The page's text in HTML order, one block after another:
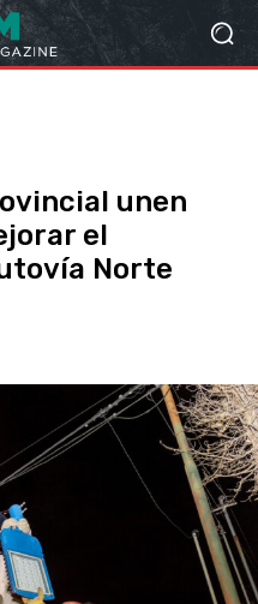
unen
el
Norte